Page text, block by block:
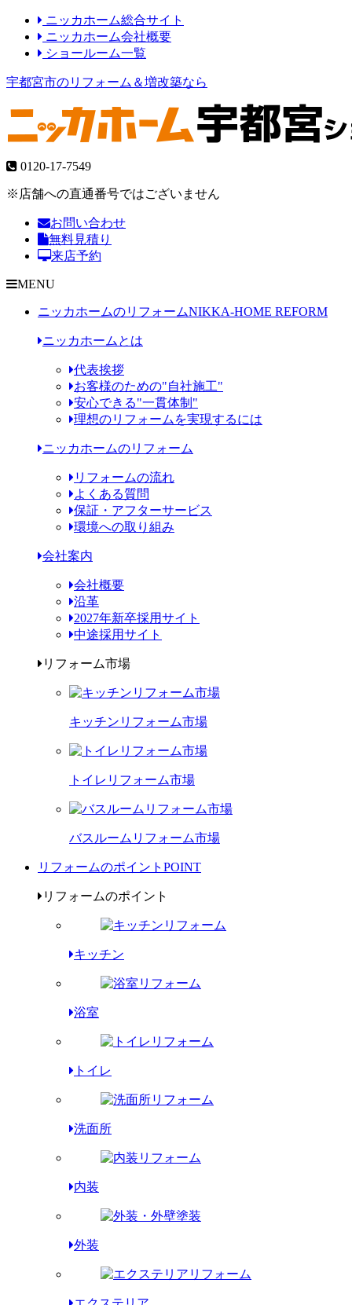
ニッカホーム総合サイト
ニッカホーム会社概要
ショールーム一覧
宇都宮市のリフォーム＆増改築なら
0120-17-7549
※店舗への直通番号ではございません
お問い合わせ
無料見積り
来店予約
MENU
ニッカホームのリフォームNIKKA-HOME REFORM
ニッカホームとは
代表挨拶
お客様のための"自社施工"
安心できる"一貫体制"
理想のリフォームを実現するには
ニッカホームのリフォーム
リフォームの流れ
よくある質問
保証・アフターサービス
環境への取り組み
会社案内
会社概要
沿革
2027年新卒採用サイト
中途採用サイト
リフォーム市場
キッチンリフォーム市場
トイレリフォーム市場
バスルームリフォーム市場
リフォームのポイント POINT
リフォームのポイント
キッチン
浴室
トイレ
洗面所
内装
外装